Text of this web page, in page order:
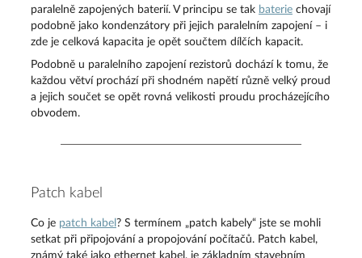
paralelně zapojených baterií. V principu se tak baterie chovají
podobně jako kondenzátory při jejich paralelním zapojení – i
zde je celková kapacita je opět součtem dílčích kapacit.
Podobně u paralelního zapojení rezistorů dochází k tomu, že
každou větví prochází při shodném napětí různě velký proud
a jejich součet se opět rovná velikosti proudu procházejícího
obvodem.
Patch kabel
Co je patch kabel ? S termínem „patch kabely“ jste se mohli
setkat při připojování a propojování počítačů. Patch kabel,
známý také jako ethernet kabel, je základním stavebním